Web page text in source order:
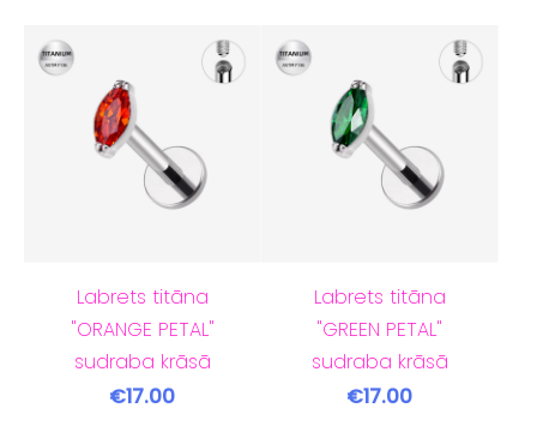
Labrets titāna
"ORANGE PETAL"
sudraba krāsā
€17.00
Labrets titāna
"GREEN PETAL"
sudraba krāsā
€17.00